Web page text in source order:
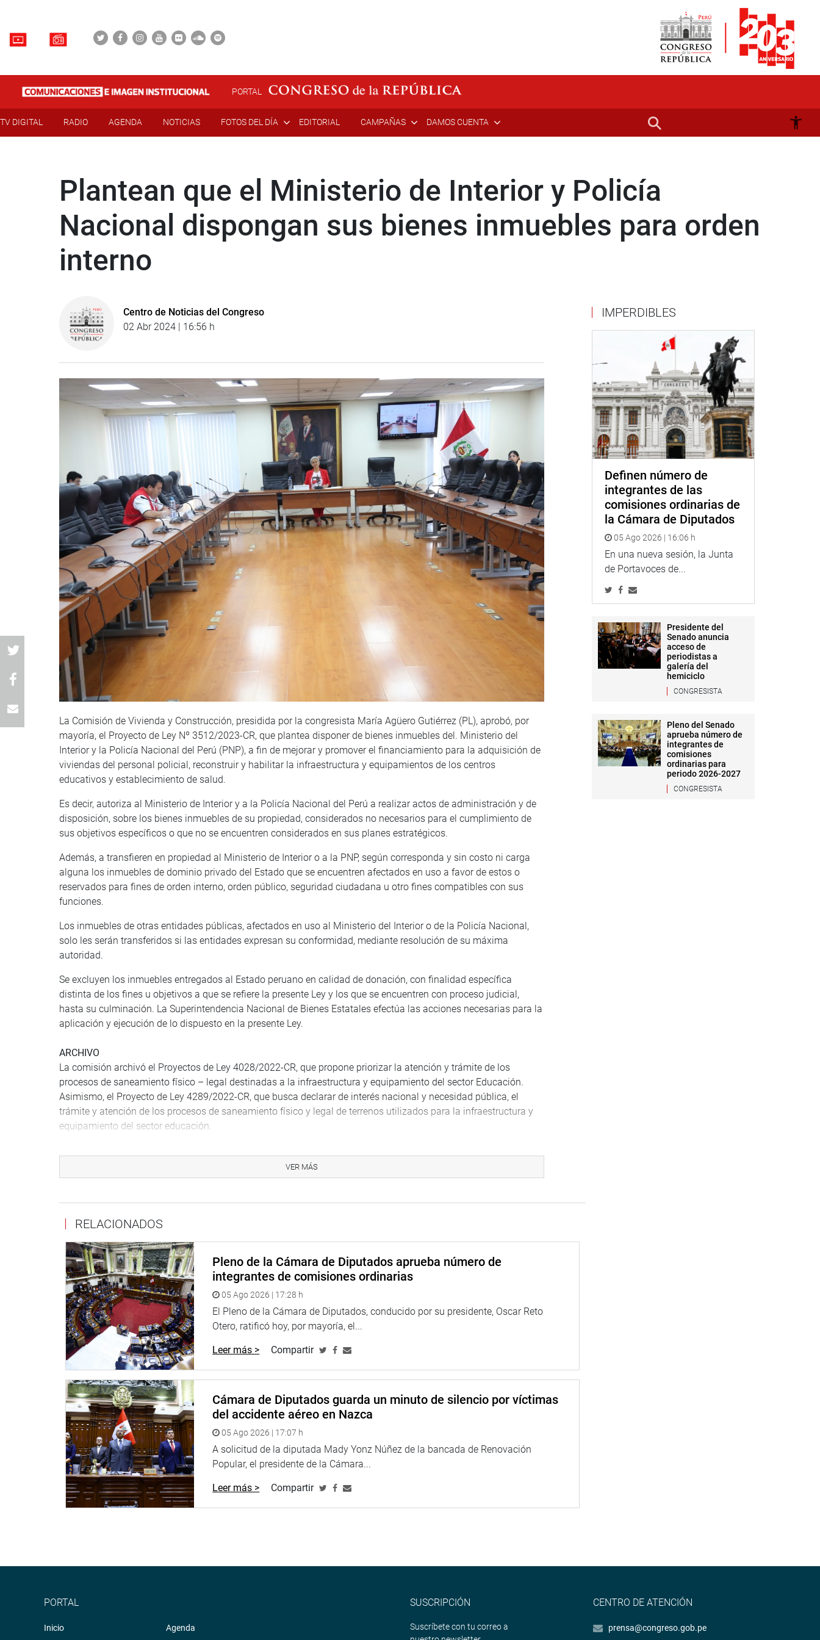
PORTAL
TV DIGITAL RADIO AGENDA NOTICIAS FOTOS DEL DÍA EDITORIAL CAMPAÑAS DAMOS CUENTA
Plantean que el Ministerio de Interior y Policía
Nacional dispongan sus bienes inmuebles para orden
interno
Centro de Noticias del Congreso
02 Abr 2024 | 16:56 h
La Comisión de Vivienda y Construcción, presidida por la congresista María Agüero Gutiérrez (PL), aprobó, por
mayoría, el Proyecto de Ley Nº 3512/2023-CR, que plantea disponer de bienes inmuebles del. Ministerio del
Interior y la Policía Nacional del Perú (PNP), a fin de mejorar y promover el financiamiento para la adquisición de
viviendas del personal policial, reconstruir y habilitar la infraestructura y equipamientos de los centros
educativos y establecimiento de salud.
Es decir, autoriza al Ministerio de Interior y a la Policía Nacional del Perú a realizar actos de administración y de
disposición, sobre los bienes inmuebles de su propiedad, considerados no necesarios para el cumplimiento de
sus objetivos específicos o que no se encuentren considerados en sus planes estratégicos.
Además, a transfieren en propiedad al Ministerio de Interior o a la PNP, según corresponda y sin costo ni carga
alguna los inmuebles de dominio privado del Estado que se encuentren afectados en uso a favor de estos o
reservados para fines de orden interno, orden público, seguridad ciudadana u otro fines compatibles con sus
funciones.
Los inmuebles de otras entidades públicas, afectados en uso al Ministerio del Interior o de la Policía Nacional,
solo les serán transferidos si las entidades expresan su conformidad, mediante resolución de su máxima
autoridad.
Se excluyen los inmuebles entregados al Estado peruano en calidad de donación, con finalidad específica
distinta de los fines u objetivos a que se refiere la presente Ley y los que se encuentren con proceso judicial,
hasta su culminación. La Superintendencia Nacional de Bienes Estatales efectúa las acciones necesarias para la
aplicación y ejecución de lo dispuesto en la presente Ley.
ARCHIVO
La comisión archivó el Proyectos de Ley 4028/2022-CR, que propone priorizar la atención y trámite de los
procesos de saneamiento físico – legal destinadas a la infraestructura y equipamiento del sector Educación.
Asimismo, el Proyecto de Ley 4289/2022-CR, que busca declarar de interés nacional y necesidad pública, el
trámite y atención de los procesos de saneamiento físico y legal de terrenos utilizados para la infraestructura y
equipamiento del sector educación.
pública, la priorización de la ejecución de proyectos de inversión de agua y desagüe en todo el territorio nacional.
autorizar la reversión de los bienes inmuebles del sector Defensa a dominio del Estado.
Igualmente, la legisladora Nelcy Heidinger Ballesteros (APP), sustentó el Proyecto de Ley 7113/2023-CR, de su
autoría, que declara de necesidad pública e interés nacional la ejecución de diversos proyectos de infraestructura
aeroportuaria con fines de expropiación de los bienes inmuebles necesarios para su ejecución.
Las legisladora Margot Palacios Huamán (PL), expuso su proyecto de Ley 7350/2023-CR, que propone derogar el
Decreto Legislativo N° 1620 que modifica el Decreto Legislativo N° 1280, Decreto Legislativo que aprueba la Ley
Marco de la Gestión y Prestación de los Servicios de Saneamiento.
Finalmente, el legislador Diego Bazán Calderón (Avanza País), explicó los alcances del Proyecto de Ley
7257/2023-CR, que propone ampliar las facultades de las municipalidades en el proceso de formalización de la
propiedad, así como la extensión máxima de los lotes destinados a vivienda para la transferencia a título
gratuito.
OFICINA DE COMUNICACIONES E IMAGEN INSTITUCIONAL
VER MÁS
RELACIONADOS
Pleno de la Cámara de Diputados aprueba número de
integrantes de comisiones ordinarias
05 Ago 2026 | 17:28 h
El Pleno de la Cámara de Diputados, conducido por su presidente, Oscar Reto
Otero, ratificó hoy, por mayoría, el...
Leer más > Compartir
Cámara de Diputados guarda un minuto de silencio por víctimas
del accidente aéreo en Nazca
05 Ago 2026 | 17:07 h
A solicitud de la diputada Mady Yonz Núñez de la bancada de Renovación
Popular, el presidente de la Cámara...
Leer más > Compartir
IMPERDIBLES
Definen número de
integrantes de las
comisiones ordinarias de
la Cámara de Diputados
05 Ago 2026 | 16:06 h
En una nueva sesión, la Junta
de Portavoces de...
Presidente del
Senado anuncia
acceso de
periodistas a
galería del
hemiciclo
CONGRESISTA
Pleno del Senado
aprueba número de
integrantes de
comisiones
ordinarias para
periodo 2026-2027
CONGRESISTA
PORTAL
Inicio Agenda
SUSCRIPCIÓN
Suscríbete con tu correo a
CENTRO DE ATENCIÓN
prensa@congreso.gob.pe